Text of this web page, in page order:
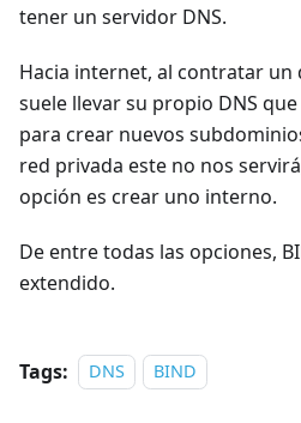
tener un servidor DNS.
Hacia internet, al contratar
suele llevar su propio DNS
para crear nuevos
red privada este no nos
opción es crear uno interno.
De entre todas las opciones,
extendido.
Tags: DNS BIND